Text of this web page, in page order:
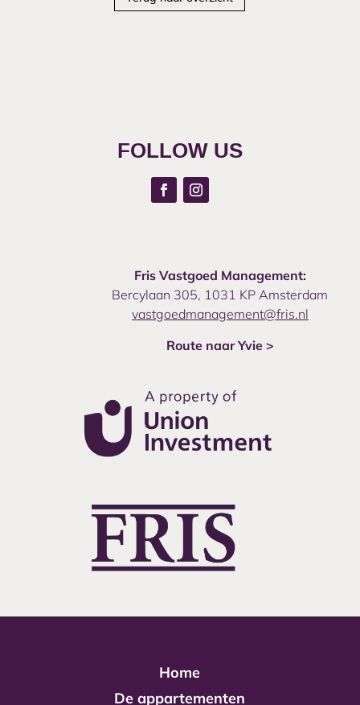
FOLLOW US
Fris Vastgoed Management:
Bercylaan 305, 1031 KP Amsterdam
vastgoedmanagement@fris.nl
Route naar Yvie >
Home
De appartementen